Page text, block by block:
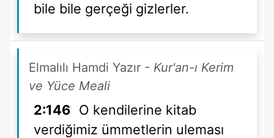
bile bile gerçeği gizlerler.
Elmalılı Hamdi Yazır - Kur'an-ı Kerim
ve Yüce Meali
2:146 O kendilerine kitab
verdiğimiz ümmetlerin uleması